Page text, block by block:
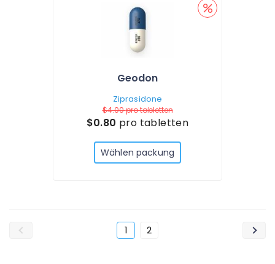
Geodon
Ziprasidone
$4.00pro tabletten
$0.80 pro tabletten
Wählen packung
1 2